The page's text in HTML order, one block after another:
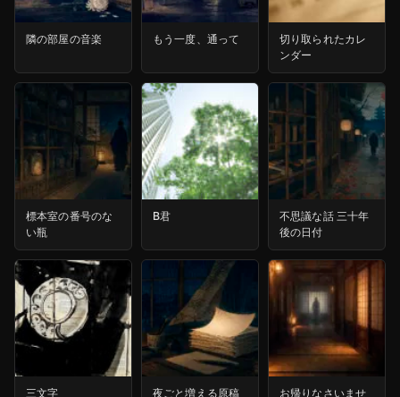
隣の部屋の音楽 もう一度、通って
切り取られたカレ
ンダー
標本室の番号のな
い瓶
B君
不思議な話 三十年
後の日付
三文字
夜ごと増える原稿
お帰りなさいませ